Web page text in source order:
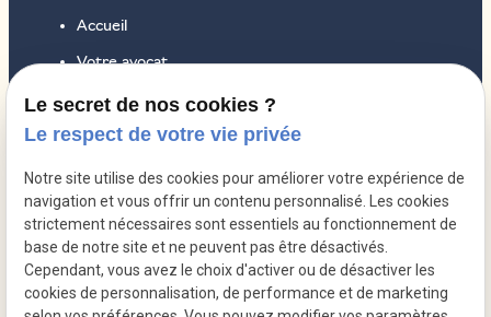
Accueil
Votre avocat
Droit des sociétés
Droit pénal
Droit du travail
Honoraires
Contact
Actualités
Le secret de nos cookies ?
Le respect de votre vie privée
Notre site utilise des cookies pour améliorer votre expérience de
navigation et vous offrir un contenu personnalisé. Les cookies
strictement nécessaires sont essentiels au fonctionnement de
base de notre site et ne peuvent pas être désactivés.
Cependant, vous avez le choix d'activer ou de désactiver les
cookies de personnalisation, de performance et de marketing